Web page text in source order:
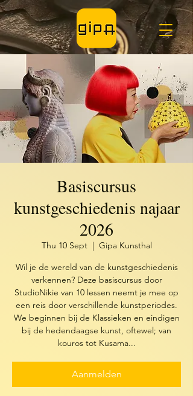
Basiscursus
kunstgeschiedenis najaar
2026
Thu 10 Sept
  |
Gipa Kunsthal
Wil je de wereld van de kunstgeschiedenis
verkennen? Deze basiscursus door
StudioNikie van 10 lessen neemt je mee op
een reis door verschillende kunstperiodes.
We beginnen bij de Klassieken en eindigen
bij de hedendaagse kunst, oftewel; van
kouros tot Kusama...
Aanmelden